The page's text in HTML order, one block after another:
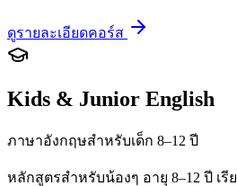
ดูรายละเอียดคอร์ส
Kids & Junior English
ภาษาอังกฤษสำหรับเด็ก 8–12 ปี
หลักสูตรสำหรับน้องๆ อายุ 8–12 ปี เ